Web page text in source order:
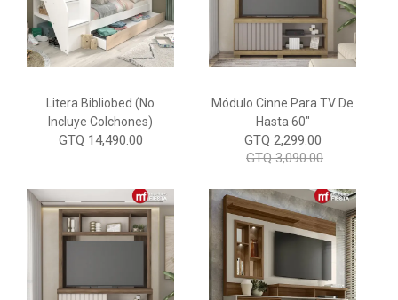
Litera Bibliobed (No
Incluye Colchones)
GTQ 14,490.00
Módulo Cinne Para TV De
Hasta 60"
GTQ 2,299.00
GTQ 3,090.00